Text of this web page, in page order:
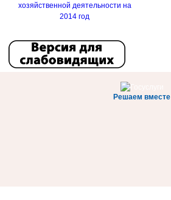
хозяйственной деятельности на
2014 год
Решаем вместе